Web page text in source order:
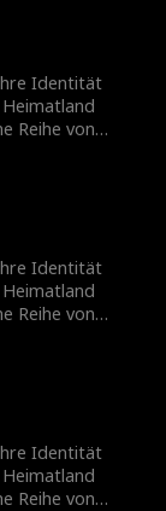
haben,
und sie
Identität
Reihe von
haben,
und sie
Identität
Reihe von
haben,
und sie
Identität
Reihe von